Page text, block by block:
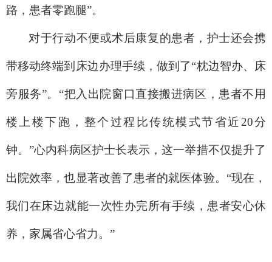
路，患者零跑腿”。
对于行动不便或术后康复的患者，护士还会携
带移动终端到床边办理手续，做到了“枕边智办、床
旁服务”。“把入出院窗口直接搬进病区，患者不用
楼上楼下跑，整个过程比传统模式节省近20分
钟。”心内科病区护士长表示，这一举措不仅提升了
出院效率，也显著改善了患者的就医体验。“现在，
我们在床边就能一次性办完所有手续，患者安心休
养，家属省心省力。”